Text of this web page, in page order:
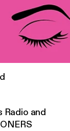
Radio and